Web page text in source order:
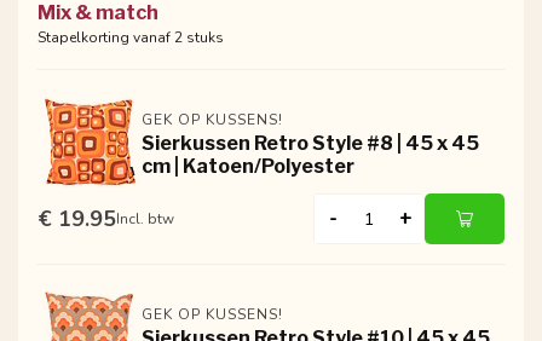
Mix & match
Stapelkorting vanaf 2 stuks
GEK OP KUSSENS!
Sierkussen Retro Style #8 | 45 x 45
cm | Katoen/Polyester
€ 19.95Incl. btw - +
GEK OP KUSSENS!